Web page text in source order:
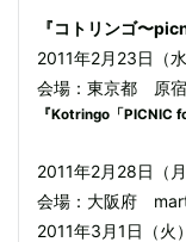
『コトリンゴ〜
2011年2月23日（
会場：東京都 原
『Kotringo「PICNIC
2011年2月28日（
会場：大阪府
2011年3月1日（火